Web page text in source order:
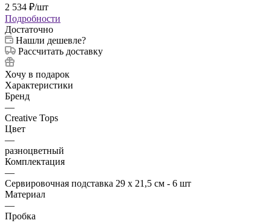
2 534 ₽/шт
Подробности
Достаточно
Нашли дешевле?
Рассчитать доставку
Хочу в подарок
Характеристики
Бренд
—
Creative Tops
Цвет
—
разноцветный
Комплектация
—
Сервировочная подставка 29 х 21,5 см - 6 шт
Материал
—
Пробка